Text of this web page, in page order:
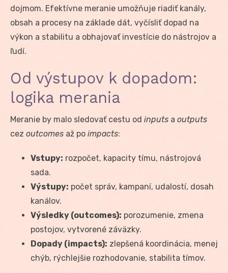
dojmom. Efektívne meranie umožňuje riadiť kanály,
obsah a procesy na základe dát, vyčísliť dopad na
výkon a stabilitu a obhajovať investície do nástrojov a
ľudí.
Od výstupov k dopadom:
logika merania
Meranie by malo sledovať cestu od inputs a outputs
cez outcomes až po impacts:
Vstupy: rozpočet, kapacity tímu, nástrojová
sada.
Výstupy: počet správ, kampaní, udalostí, dosah
kanálov.
Výsledky (outcomes): porozumenie, zmena
postojov, vytvorené záväzky.
Dopady (impacts): zlepšená koordinácia, menej
chýb, rýchlejšie rozhodovanie, stabilita tímov.